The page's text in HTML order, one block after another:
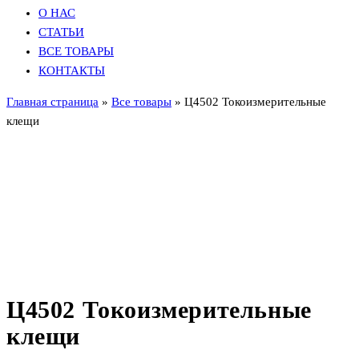
О НАС
СТАТЬИ
ВСЕ ТОВАРЫ
КОНТАКТЫ
Главная страница » Все товары » Ц4502 Токоизмерительные
клещи
Ц4502 Токоизмерительные
клещи